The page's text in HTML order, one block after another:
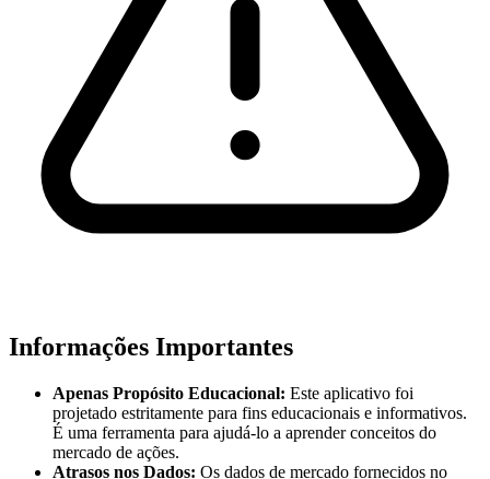
Informações Importantes
Apenas Propósito Educacional: Este aplicativo foi
projetado estritamente para fins educacionais e informativos.
É uma ferramenta para ajudá-lo a aprender conceitos do
mercado de ações.
Atrasos nos Dados: Os dados de mercado fornecidos no